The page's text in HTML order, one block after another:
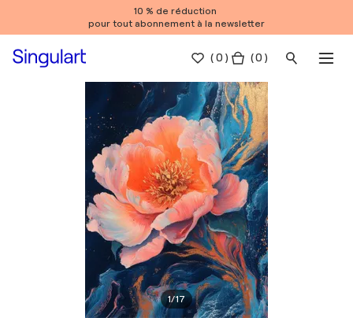
10 % de réduction
pour tout abonnement à la newsletter
(0 ) ( 0 )
1/17